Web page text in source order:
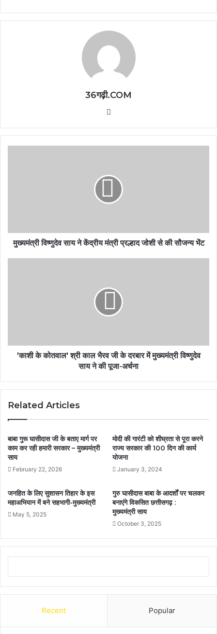
36गढ़ी.COM
मुख्यमंत्री विष्णुदेव साय ने केंद्रीय मंत्री प्रल्हाद जोशी से की सौजन्य भेंट
'काशी के कोतवाल' श्री काल भैरव जी के दरबार में मुख्यमंत्री विष्णुदेव
साय ने की पूजा-अर्चना
Related Articles
बाबा गुरू घासीदास जी के बताए मार्ग पर
काम कर रही हमारी सरकार – मुख्यमंत्री
साय
February 22, 2026
मोदी की गारंटी को शीघ्रता से पूरा करने
राज्य सरकार की 100 दिन की कार्य
योजना
January 3, 2024
जनहित के लिए सुशासन तिहार के इस
महाअभियान में बने सहभागी-मुख्यमंत्री
May 5, 2025
गुरु घासीदास बाबा के आदर्शों पर चलकर
बनाएंगे विकसित छत्तीसगढ़ :
मुख्यमंत्री साय
October 3, 2025
Recent Popular